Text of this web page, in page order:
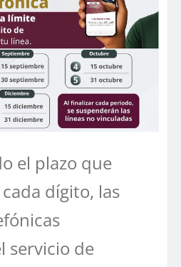
el plazo que
dígito, las
servicio de